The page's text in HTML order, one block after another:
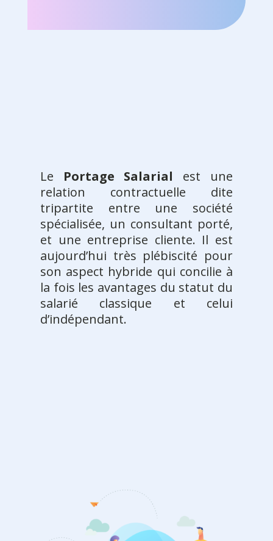
Le Portage Salarial est une
relation contractuelle dite
tripartite entre une société
spécialisée, un consultant porté,
et une entreprise cliente. Il est
aujourd’hui très plébiscité pour
son aspect hybride qui concilie à
la fois les avantages du statut du
salarié classique et celui
d’indépendant.